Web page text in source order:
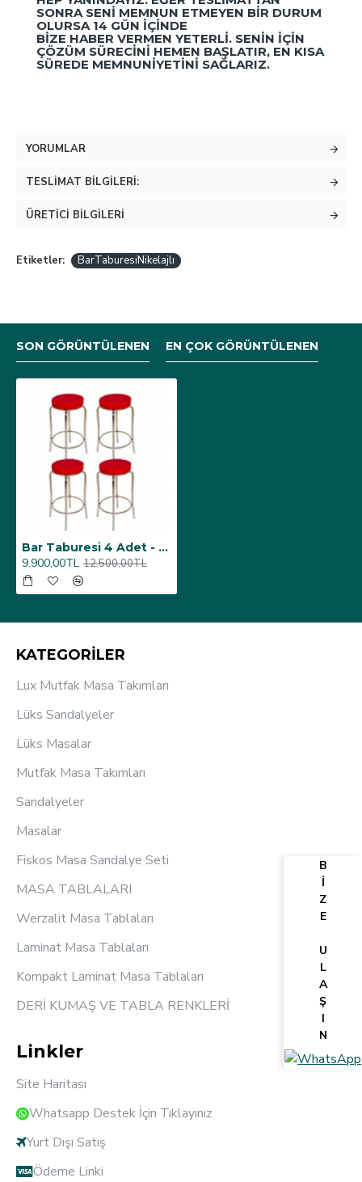
SONRA SENI MEMNUN ETMEYEN BIR DURUM
OLURSA 14 GÜN IÇINDE
BIZE HABER VERMEN YETERLI. SENIN IÇIN
ÇÖZÜM SÜRECINI HEMEN BAŞLATIR, EN KISA
SÜREDE MEMNUNIYETINI SAĞLARIZ.
YORUMLAR
TESLIMAT BILGILERI:
ÜRETICI BILGILERI
Etiketler: BarTaburesiNikelajlı
SON GÖRÜNTÜLENEN EN ÇOK GÖRÜNTÜLENEN
Bar Taburesi 4 Adet - Kırmızı
9.900,00TL 12.500,00TL
KATEGORİLER
Lux Mutfak Masa Takımları
Lüks Sandalyeler
Lüks Masalar
Mutfak Masa Takımları
Sandalyeler
Masalar
Fiskos Masa Sandalye Seti
MASA TABLALARI
Werzalit Masa Tablaları
Laminat Masa Tablaları
Kompakt Laminat Masa Tablaları
DERİ KUMAŞ VE TABLA RENKLERİ
Linkler
Site Haritası
Whatsapp Destek İçin Tıklayınız
Yurt Dışı Satış
Ödeme Linki
B
İ
Z
E
U
L
A
Ş
I
N